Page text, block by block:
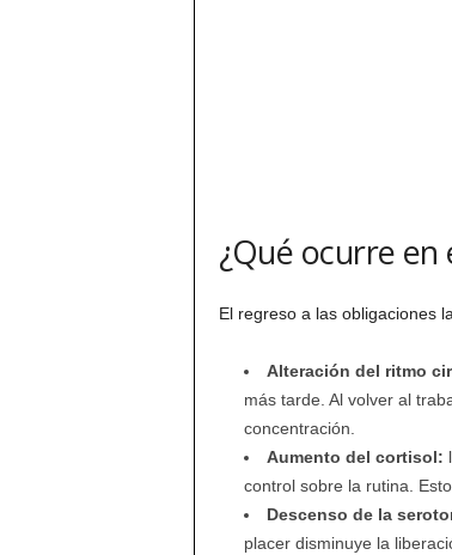
¿Qué ocurre en
El regreso a las obligaciones
Alteración del ritmo
más tarde. Al volver al
concentración.
Aumento del cortisol:
control sobre la rutina.
Descenso de la
placer disminuye la